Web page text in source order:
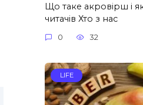
Що таке акровірш і
читачів Хто з нас
0 32
LIFE